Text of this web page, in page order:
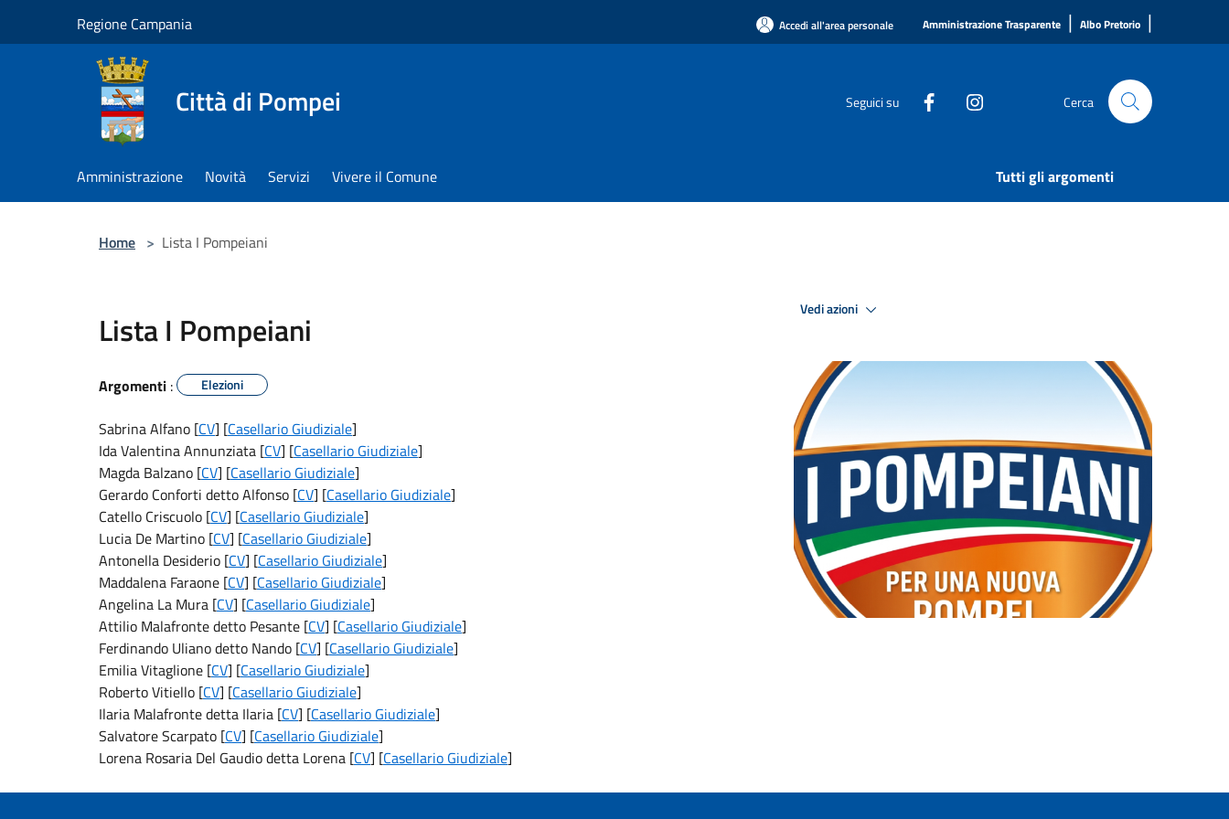
Regione Campania Accedi all'area personale Amministrazione Trasparente | Albo Pretorio |
Città di Pompei Seguici su Cerca
Amministrazione Novità Servizi Vivere il Comune Tutti gli argomenti
Home > Lista I Pompeiani
Lista I Pompeiani
Argomenti : Elezioni
Sabrina Alfano [CV] [Casellario Giudiziale]
Ida Valentina Annunziata [CV] [Casellario Giudiziale]
Magda Balzano [CV] [Casellario Giudiziale]
Gerardo Conforti detto Alfonso [CV] [Casellario Giudiziale]
Catello Criscuolo [CV] [Casellario Giudiziale]
Lucia De Martino [CV] [Casellario Giudiziale]
Antonella Desiderio [CV] [Casellario Giudiziale]
Maddalena Faraone [CV] [Casellario Giudiziale]
Angelina La Mura [CV] [Casellario Giudiziale]
Attilio Malafronte detto Pesante [CV] [Casellario Giudiziale]
Ferdinando Uliano detto Nando [CV] [Casellario Giudiziale]
Emilia Vitaglione [CV] [Casellario Giudiziale]
Roberto Vitiello [CV] [Casellario Giudiziale]
Ilaria Malafronte detta Ilaria [CV] [Casellario Giudiziale]
Salvatore Scarpato [CV] [Casellario Giudiziale]
Lorena Rosaria Del Gaudio detta Lorena [CV] [Casellario Giudiziale]
Vedi azioni